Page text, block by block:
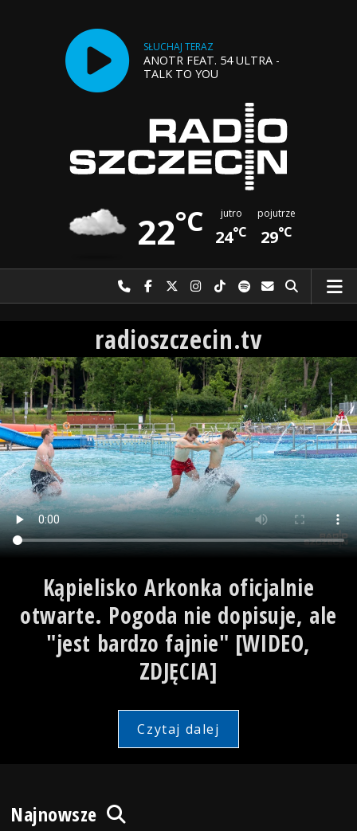
SŁUCHAJ TERAZ
ANOTR FEAT. 54 ULTRA -
TALK TO YOU
22°C jutro
24°C
pojutrze
29°C
Najlepiej po prostu do nas zadzwoń
Odwiedź nas na Facebook-u
Odwiedź nas na X
Odwiedź nas na Instagram-ie
Odwiedź nas na TikTok-u
Szukaj nas na Spotify
Wyślij do nas
Szukaj
radioszczecin.tv
Kąpielisko Arkonka oficjalnie
otwarte. Pogoda nie dopisuje, ale
"jest bardzo fajnie" [WIDEO,
ZDJĘCIA]
Czytaj dalej
Najnowsze